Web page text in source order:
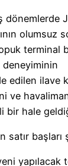
olumsuz
terminal
deneyiminin
edilen ilave
ve
bir hale
satır başları
yapılacak